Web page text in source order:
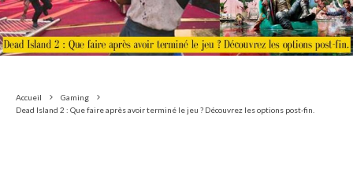
Accueil
Gaming
Dead Island 2 : Que faire après avoir terminé le jeu ? Découvrez les options post-fin.